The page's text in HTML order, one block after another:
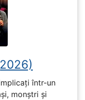
într-un
monștri și